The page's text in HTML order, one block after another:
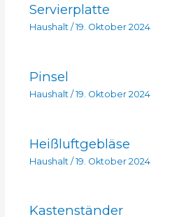
Servierplatte
Haushalt/ 19. Oktober 2024
Pinsel
Haushalt/ 19. Oktober 2024
Heißluftgebläse
Haushalt / 19. Oktober 2024
Kastenständer